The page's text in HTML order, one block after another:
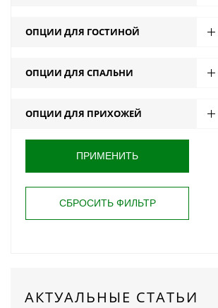
ОПЦИИ ДЛЯ ГОСТИНОЙ
ОПЦИИ ДЛЯ СПАЛЬНИ
ОПЦИИ ДЛЯ ПРИХОЖЕЙ
АКТУАЛЬНЫЕ СТАТЬИ